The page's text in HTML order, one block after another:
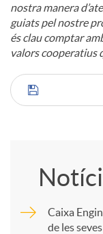
nostra manera
guiats pel nostre
és clau comptar
valors cooperatius
C
Caixa
de les